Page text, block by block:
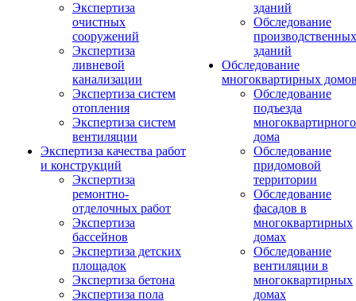
Экспертиза
очистных
сооружений
Экспертиза
ливневой
канализации
Экспертиза систем
отопления
Экспертиза систем
вентиляции
Экспертиза качества работ
и конструкций
Экспертиза
ремонтно-
отделочных работ
Экспертиза
бассейнов
Экспертиза детских
площадок
Экспертиза бетона
Экспертиза пола
зданий
Обследование
производственных
зданий
Обследование
многоквартирных
Обследование
подъезда
многоквартирного
дома
Обследование
придомовой
территории
Обследование
фасадов в
многоквартирных
домах
Обследование
вентиляции в
многоквартирных
домах